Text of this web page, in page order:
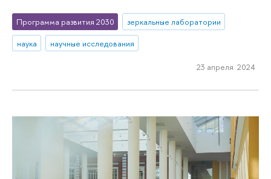
Программа развития 2030
зеркальные лаборатории
наука
научные исследования
23 апреля 2024